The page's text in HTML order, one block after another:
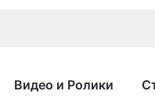
Видео и Ролики